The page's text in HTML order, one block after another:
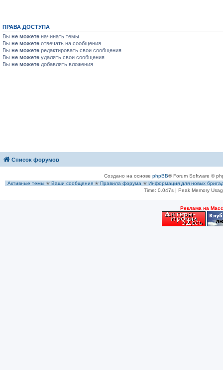
ПРАВА ДОСТУПА
Вы не можете начинать темы
Вы не можете отвечать на сообщения
Вы не можете редактировать свои сообщения
Вы не можете удалять свои сообщения
Вы не можете добавлять вложения
Список форумов
Создано на основе phpBB® Forum Software ©
Активные темы ✭ Ваши сообщения ✭ Правила форума ✭ Информация для новых
Time: 0.047s| Peak Memory
Рeклама на